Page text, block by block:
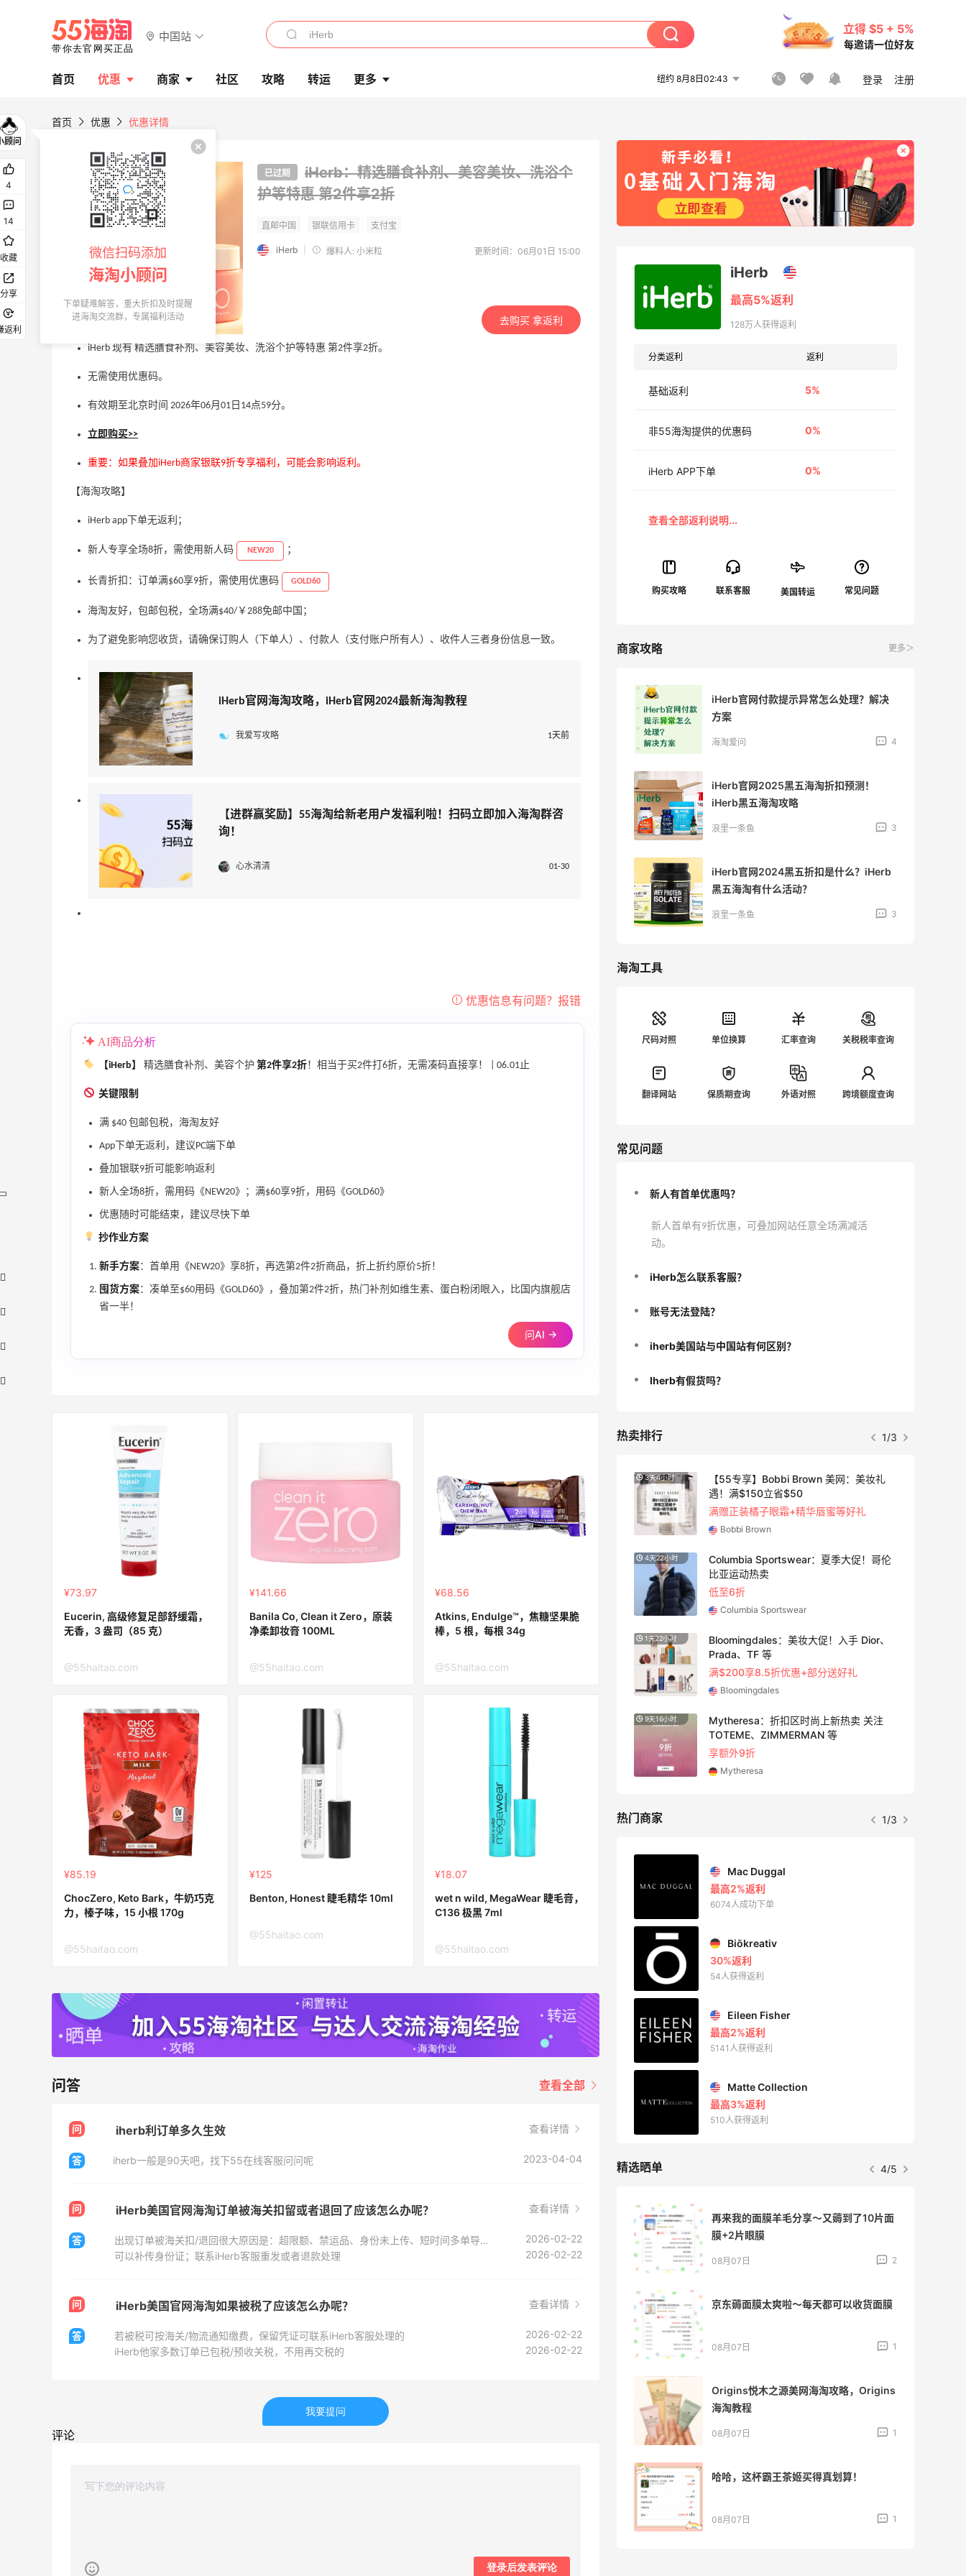
中国站
立得 $5 + 5%
每邀请一位好友
首页 优惠 商家 社区 攻略 转运 更多 纽约 8月8日02:43 登录 注册
首页 优惠 优惠详情
已过期
iHerb：精选膳食补剂、美容美妆、洗浴个
护等特惠第2件享2折
iHerb 爆料人: 小米粒 更新时间：06月01日 15:00
去购买 拿返利
iHerb 现有 精选膳食补剂、美容美妆、洗浴个护等特惠 第2件享2折。
无需使用优惠码。
有效期至北京时间 2026年06月01日14点59分。
立即购买>>
重要：如果叠加iHerb商家银联9折专享福利，可能会影响返利。
【海淘攻略】
iHerb app下单无返利；
新人专享全场8折，需使用新人码 NEW20 ；
长青折扣：订单满$60享9折，需使用优惠码 GOLD60
海淘友好，包邮包税，全场满$40/￥288免邮中国；
为了避免影响您收货，请确保订购人（下单人）、付款人（支付账户所有人）、收件人三者身份信息一致。
iHerb官网海淘攻略，iHerb官网2024最新海淘教程
我爱写攻略 1天前
【进群赢奖励】55海淘给新老用户发福利啦！扫码立即加入海淘群咨
询！
心水清清 01-30
AI商品分析
【iHerb】 精选膳食补剂、美容个护 第2件享2折！相当于买2件打6折，无需凑码直接享！ | 06.01止
关键限制
满 $40 包邮包税，海淘友好
App下单无返利，建议PC端下单
叠加银联9折可能影响返利
新人全场8折，需用码《NEW20》；满$60享9折，用码《GOLD60》
优惠随时可能结束，建议尽快下单
抄作业方案
新手方案：首单用《NEW20》享8折，再选第2件2折商品，折上折约原价5折！
囤货方案：凑单至$60用码《GOLD60》，叠加第2件2折，热门补剂如维生素、蛋白粉闭眼入，比国内旗舰店
省一半！
问AI →
¥73.97
Eucerin, 高级修复足部舒缓霜，
无香，3 盎司（85 克）
@55haitao.com
¥141.66
Banila Co, Clean it Zero，原装
净柔卸妆膏 100ML
@55haitao.com
¥68.56
Atkins, Endulge™，焦糖坚果脆
棒，5 根，每根 34g
@55haitao.com
¥85.19
ChocZero, Keto Bark，牛奶巧克
力，榛子味，15 小根 170g
@55haitao.com
¥125
Benton, Honest 睫毛精华 10ml
@55haitao.com
¥18.07
wet n wild, MegaWear 睫毛膏，
C136 极黑 7ml
@55haitao.com
问答 查看全部
问 iherb利订单多久生效 查看详情
答 iherb一般是90天吧，找下55在线客服问问呢 2023-04-04
问 iHerb美国官网海淘订单被海关扣留或者退回了应该怎么办呢？ 查看详情
答 出现订单被海关扣/退回很大原因是：超限额、禁运品、身份未上传、短时间多单导致的
2026-02-22
可以补传身份证；联系iHerb客服重发或者退款处理
2026-02-22
问 iHerb美国官网海淘如果被税了应该怎么办呢？ 查看详情
答 若被税可按海关/物流通知缴费，保留凭证可联系iHerb客服处理的
2026-02-22
iHerb他家多数订单已包税/预收关税，不用再交税的
2026-02-22
我要提问
评论
登录后发表评论
iHerb
最高5%返利
128万人获得返利
分类返利 返利
基础返利 5%
非55海淘提供的优惠码 0%
iHerb APP下单 0%
美国转运
商家攻略 更多＞
iHerb官网付款提示异常怎么处理？解决
iHerb官网2024黑五折扣是什么？iHerb
iHerb官网付款提示异常怎么处理？解决
方案
海淘爱问 4
iHerb官网2025黑五海淘折扣预测！
iHerb黑五海淘攻略
浪里一条鱼 3
iHerb官网2024黑五折扣是什么？iHerb
黑五海淘有什么活动？
浪里一条鱼 3
海淘工具
尺码对照 单位换算 汇率查询 关税税率查询
翻译网站 保质期查询 外语对照 跨境额度查询
常见问题
新人有首单优惠吗？
新人首单有9折优惠，可叠加网站任意全场满减活
动。
iHerb怎么联系客服？
账号无法登陆？
iherb美国站与中国站有何区别？
Iherb有假货吗？
热卖排行 1/3
Macy's：Lancome 兰蔻美妆大促低至5折
满赠三重好礼
低门槛入手7件套
Macy's
Bluemercury：限时大促！入手 Aesop、
Nars、CT 等
Bluemercury
1天22小时
Bloomingdales：时尚热卖！入手珑骧、
每满$100返$25礼卡
iHerb ：88全球好物节！选购日常保健、
健身补剂、护肤洗护等
无门槛7.5折
iHerb
Macy's：美妆精选10日闪促 低至5折+免
关注兰蔻、雅诗兰黛等 每日更新
Macy's
低至5折
Macy's
LN-CC：限时大促！入手 Ganni、Acne、
低至4折+额外8折
Macy's：美妆10日闪促精选低至5折 8/7
今日关注：雅诗兰黛洁面、兰蔻遮瑕等
3天4小时
【55专享】Bobbi Brown 美网：美妆礼
遇！满$150立省$50
满赠正装橘子眼霜+精华唇蜜等好礼
Bobbi Brown
4天22小时
Columbia Sportswear：夏季大促！哥伦
比亚运动热卖
低至6折
Columbia Sportswear
1天22小时
Bloomingdales：美妆大促！入手 Dior、
Prada、TF 等
满$200享8.5折优惠+部分送好礼
Bloomingdales
9天16小时
Mytheresa：折扣区时尚上新热卖 关注
TOTEME、ZIMMERMAN 等
享额外9折
Mytheresa
热门商家 1/3
62人获得返利
TIMEBEAM (US)
最高10%返利
285人获得返利
Private Internet Access VPN
189人获得返利
COUTR
Mac Duggal
最高2%返利
6074人成功下单
Biōkreativ
30%返利
54人获得返利
Eileen Fisher
最高2%返利
5141人获得返利
Matte Collection
最高3%返利
510人获得返利
精选晒单 4/5
亮亮的发夹再买两个！走了55有额外的返
利到账！
08月07日 2
贴秋膘啦，今天吃冰煮羊
08月07日 1
呀
山缓缓火锅，锅底够味，牛肉实在
可莎蜜儿的恰巴塔，味道有点怪怪的
再来我的面膜羊毛分享～又薅到了10片面
膜+2片眼膜
08月07日 2
京东薅面膜太爽啦～每天都可以收货面膜
08月07日 1
Origins悦木之源美网海淘攻略，Origins
海淘教程
08月07日 1
哈哈，这杯霸王茶姬买得真划算！
08月07日 1
4
14
收藏
分享
返利
微信扫码添加
海淘小顾问
下单疑难解答，重大折扣及时提醒
进海淘交流群，专属福利活动